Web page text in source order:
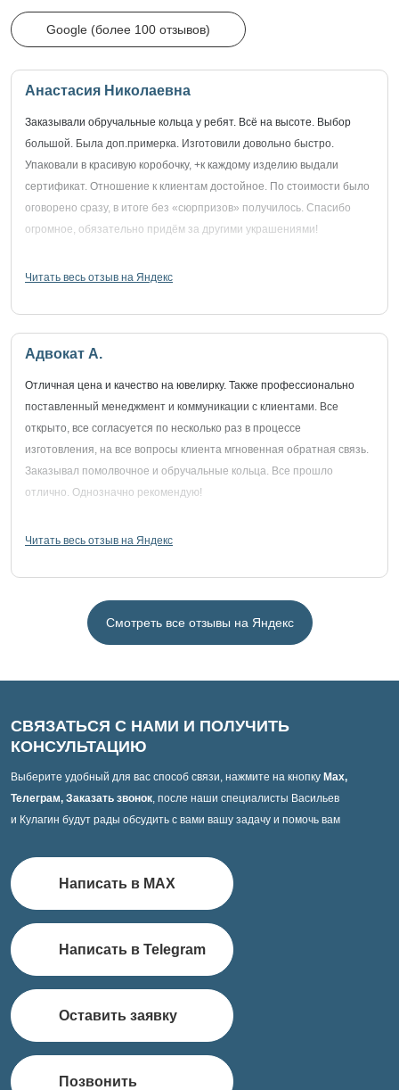
Google (более 100 отзывов)
Анастасия Николаевна
Заказывали обручальные кольца у ребят. Всё на высоте. Выбор
большой. Была доп.примерка. Изготовили довольно быстро.
Упаковали в красивую коробочку, +к каждому изделию выдали
сертификат. Отношение к клиентам достойное. По стоимости было
оговорено сразу, в итоге без «сюрпризов» получилось. Спасибо
огромное, обязательно придём за другими украшениями!
Читать весь отзыв на Яндекс
Адвокат А.
Отличная цена и качество на ювелирку. Также профессионально
поставленный менеджмент и коммуникации с клиентами. Все
открыто, все согласуется по несколько раз в процессе
изготовления, на все вопросы клиента мгновенная обратная связь.
Заказывал помолвочное и обручальные кольца. Все прошло
отлично. Однозначно рекомендую!
Читать весь отзыв на Яндекс
Смотреть все отзывы на Яндекс
СВЯЗАТЬСЯ С НАМИ И ПОЛУЧИТЬ
КОНСУЛЬТАЦИЮ
Выберите удобный для вас способ связи, нажмите на кнопку Max,
Телеграм, Заказать звонок, после наши специалисты Васильев
и Кулагин будут рады обсудить с вами вашу задачу и помочь вам
Написать в MAX
Написать в Telegram
Оставить заявку
Позвонить